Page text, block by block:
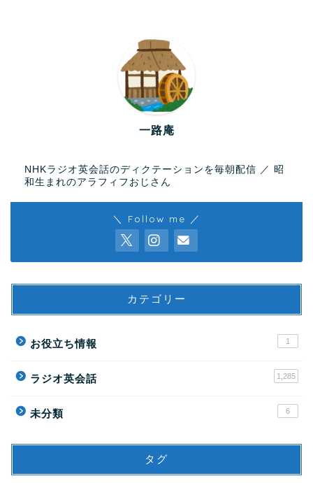
一路庵
NHKラジオ英会話のディクテーションを毎朝配信 ／ 昭
和生まれのアラフィフおじさん
＼ Follow me ／
カテゴリー
お役立ち情報 1
ラジオ英会話 1,285
未分類 6
タグ